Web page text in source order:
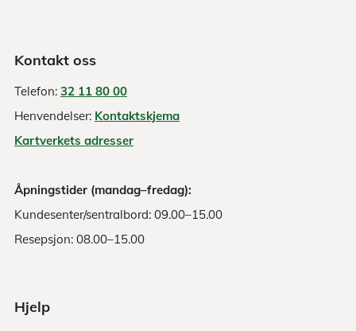
Kontakt oss
Telefon: 32 11 80 00
Henvendelser: Kontaktskjema
Kartverkets adresser
Åpningstider (mandag–fredag):
Kundesenter/sentralbord: 09.00–15.00
Resepsjon: 08.00–15.00
Hjelp